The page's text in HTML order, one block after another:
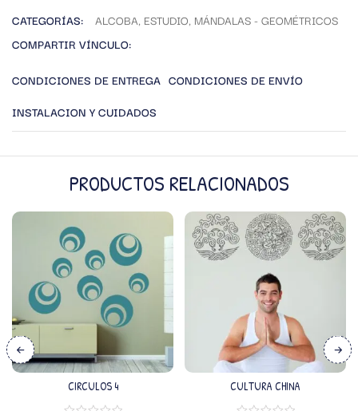
CATEGORÍAS: ALCOBA, ESTUDIO, MÁNDALAS - GEOMÉTRICOS
COMPARTIR VÍNCULO:
CONDICIONES DE ENTREGA CONDICIONES DE ENVÍO
INSTALACION Y CUIDADOS
PRODUCTOS RELACIONADOS
CIRCULOS 4 CULTURA CHINA